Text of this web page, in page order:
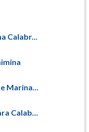
Calabr...
Marina...
Calab...